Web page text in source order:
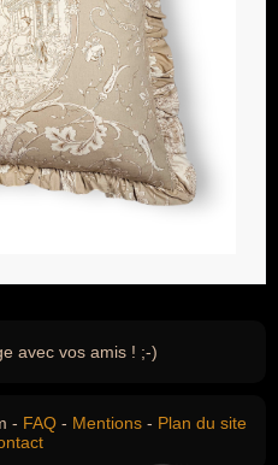
avec vos amis ! ;-)
- FAQ - Mentions - Plan du site